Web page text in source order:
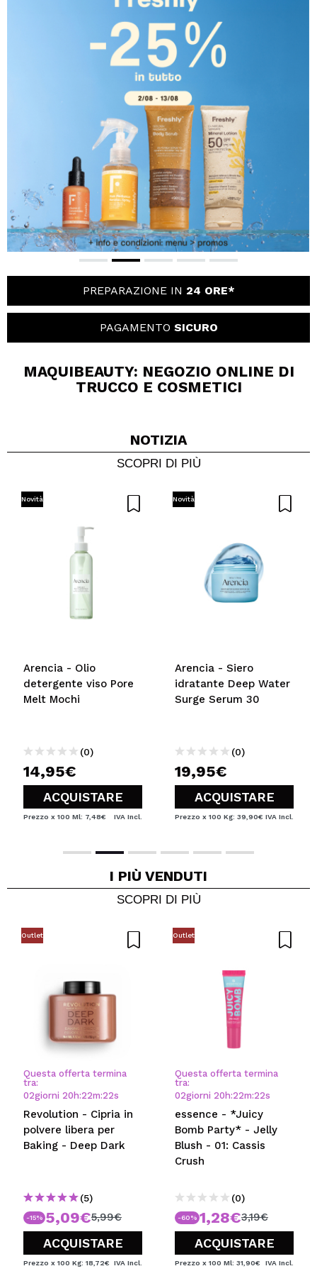
Creando un account su Maquibeauty.it potrai fare i tuoi
acquisti velocemente, controllare lo stato dei tuoi ordini e
consultare le tue operazioni precedenti.
CREARE UN ACCOUNT
PREPARAZIONE IN 24 ORE*
PAGAMENTO SICURO
MAQUIBEAUTY: NEGOZIO ONLINE DI
TRUCCO E COSMETICI
NOTIZIA
SCOPRI DI PIÙ
Novità
Arencia - Olio
detergente viso Pore
Melt Mochi
(0)
14,95€
ACQUISTARE
Prezzo x 100 Ml: 7,48€ IVA Incl.
Novità
Arencia - Siero
idratante Deep Water
Surge Serum 30
(0)
19,95€
ACQUISTARE
Prezzo x 100 Kg: 39,90€ IVA Incl.
I PIÙ VENDUTI
SCOPRI DI PIÙ
Outlet
Questa offerta termina
tra:
02giorni 20h:22m:22s
Revolution - Cipria in
polvere libera per
Baking - Deep Dark
(5)
-15% 5,09€5,99€
ACQUISTARE
Prezzo x 100 Kg: 18,72€ IVA Incl.
Outlet
Questa offerta termina
tra:
02giorni 20h:22m:22s
essence - *Juicy
Bomb Party* - Jelly
Blush - 01: Cassis
Crush
(0)
-60% 1,28€3,19€
ACQUISTARE
Prezzo x 100 Ml: 31,90€ IVA Incl.